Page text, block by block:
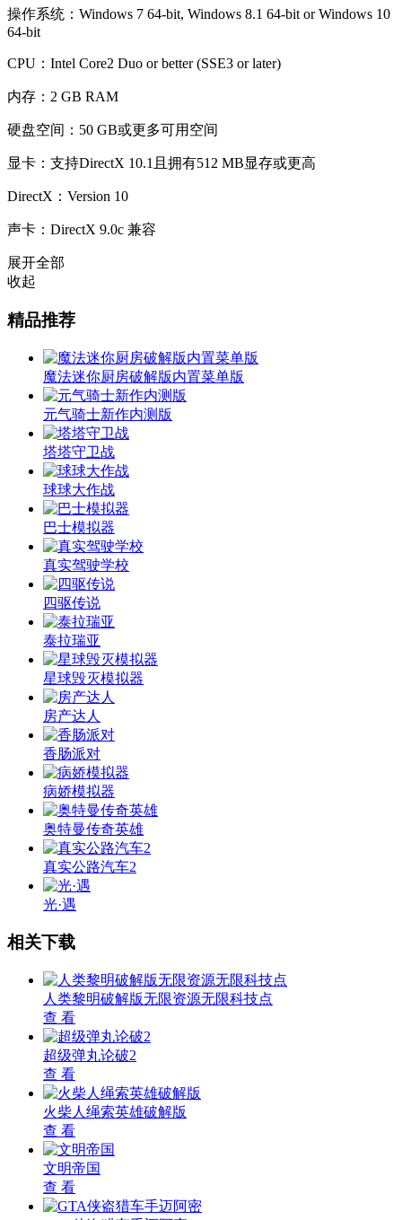
操作系统：Windows 7 64-bit, Windows 8.1 64-bit or Windows 10
64-bit
CPU：Intel Core2 Duo or better (SSE3 or later)
内存：2 GB RAM
硬盘空间：50 GB或更多可用空间
显卡：支持DirectX 10.1且拥有512 MB显存或更高
DirectX：Version 10
声卡：DirectX 9.0c 兼容
展开全部
收起
精品推荐
魔法迷你厨房破解版内置菜单版
元气骑士新作内测版
塔塔守卫战
球球大作战
巴士模拟器
真实驾驶学校
四驱传说
泰拉瑞亚
星球毁灭模拟器
房产达人
香肠派对
病娇模拟器
奥特曼传奇英雄
真实公路汽车2
光·遇
相关下载
人类黎明破解版无限资源无限科技点
查 看
超级弹丸论破2
查 看
火柴人绳索英雄破解版
查 看
文明帝国
查 看